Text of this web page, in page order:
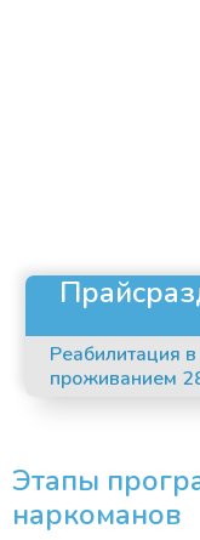
Реабилитация
проживанием
Этапы
наркоманов